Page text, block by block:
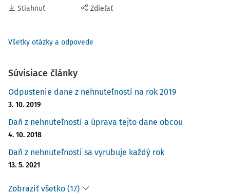
Stiahnuť Zdieľať
Všetky otázky a odpovede
Súvisiace články
Odpustenie dane z nehnuteľností na rok 2019
3. 10. 2019
Daň z nehnuteľností a úprava tejto dane obcou
4. 10. 2018
Daň z nehnuteľnosti sa vyrubuje každý rok
13. 5. 2021
Zobraziť všetko (17)